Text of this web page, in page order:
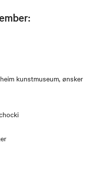
kunstmuseum, ønsker